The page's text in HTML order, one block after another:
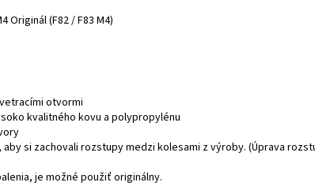
Originál (F82 / F83 M4)
otvormi
kvalitného kovu a polypropylénu
si zachovali rozstupy medzi kolesami z výroby. (Úprava
je možné použiť originálny.